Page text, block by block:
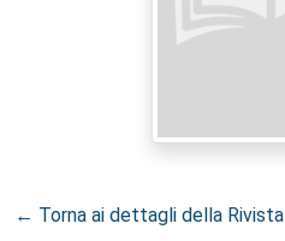
← Torna ai dettagli della Rivista